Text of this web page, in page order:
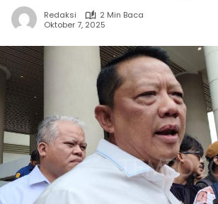
Redaksi
2 Min Baca
Oktober 7, 2025